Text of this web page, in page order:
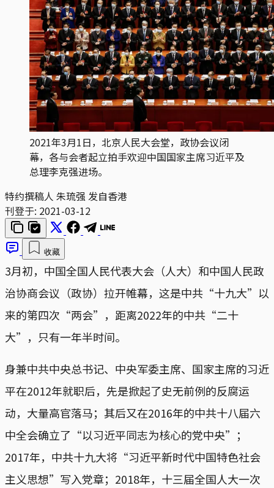
2021年3月1日，北京人民大会堂，政协会议闭
幕，各与会者起立拍手欢迎中国国家主席习近平及
总理李克强进场。
特约撰稿人 朱琉强 发自香港
刊登于: 2021-03-12
收藏
3月初，中国全国人民代表大会（人大）和中国人民政
治协商会议（政协）拉开帷幕，这是中共“十九大”以
来的第四次“两会”，距离2022年的中共“二十
大”，只有一年半时间。
身兼中共中央总书记、中央军委主席、国家主席的习近
平在2012年就职后，先是掀起了史无前例的反腐运
动，大量高官落马；其后又在2016年的中共十八届六
中全会确立了“以习近平同志为核心的党中央”；
2017年，中共十九大将“习近平新时代中国特色社会
主义思想”写入党章；2018年，十三届全国人大一次